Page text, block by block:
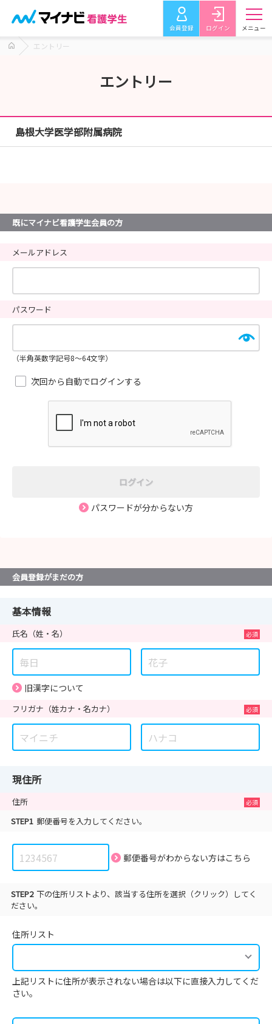
会員登録 ログイン メニュー
エントリー
エントリー
島根大学医学部附属病院
既にマイナビ看護学生会員の方
メールアドレス
パスワード
（半角英数字記号8～64文字）
次回から自動でログインする
ログイン
パスワードが分からない方
会員登録がまだの方
基本情報
氏名 （姓・名）
旧漢字について
フリガナ （姓カナ・名カナ）
現住所
住所
STEP1 郵便番号を入力してください。
郵便番号がわからない方はこちら
STEP2 下の住所リストより、該当する住所を選択（クリック）してく
ださい。
住所リスト
上記リストに住所が表示されない場合は以下に直接入力してくだ
さい。